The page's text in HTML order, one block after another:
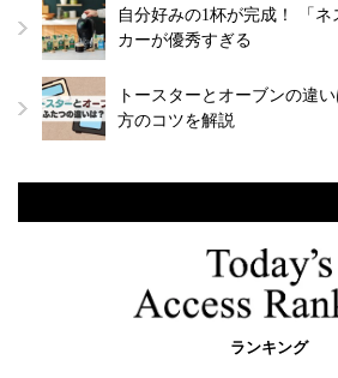
自分好みの1杯が完成！ 「
カーが優秀すぎる
トースターとオーブンの違
方のコツを解説
ランキング